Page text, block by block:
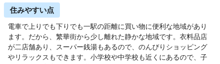
住みやすい点
電車で上りでも下りでも一駅の距離に買い物に便利な地域があり
ます。だから、繁華街から少し離れた静かな地域です。衣料品店
が二店舗あり、スーパー銭湯もあるので、のんびりショッピング
やリラックスもできます。小学校や中学校も近くにあるので、子